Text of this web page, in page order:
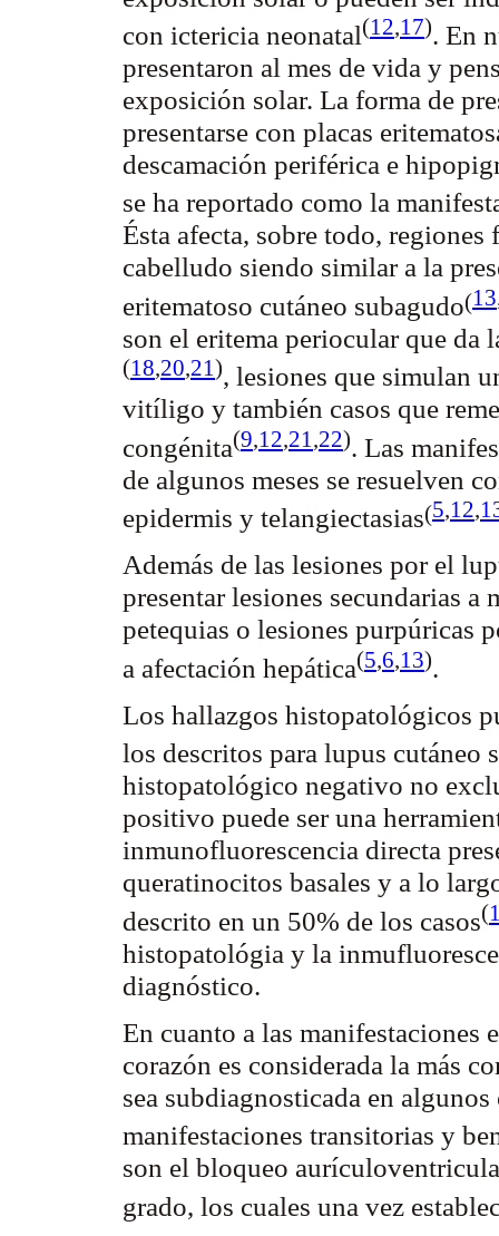
con ictericia neonatal(12,17). En
presentaron al mes de vida y
exposición solar. La forma de
presentarse con placas
descamación periférica e
se ha reportado como la
Ésta afecta, sobre todo, regiones
cabelludo siendo similar a la
eritematoso cutáneo subagudo(13
son el eritema periocularque da
(18,20,21), lesiones que simulan
vitíligo y también casos que
congénita(9,12,21 ,22). Las
de algunos meses se resuelven
epidermis y telangiectasias(5,12,
Además de las lesiones por el
presentar lesiones secundarias a
petequias o lesiones purpúricas
a afectación hepática(5,6,13).
Los hallazgos histopatológicos
los descritos para lupus cutáneo
histopatológico negativo no
positivo puede ser una
inmunofluorescencia directa
queratinocitos basales y a lo
descrito en un 50% de los casos(
histopatológia y la
diagnóstico.
En cuanto a las manifestaciones
corazón es considerada la más
sea subdiagnosticada en algunos
manifestaciones transitorias y
son el bloqueo
grado, los cuales una vez